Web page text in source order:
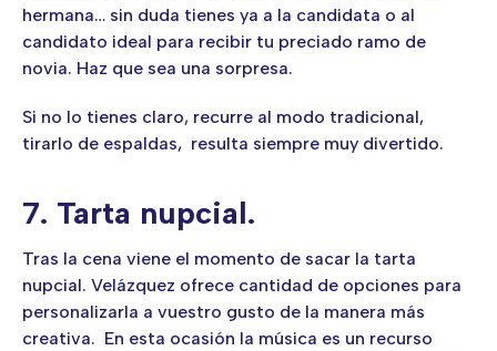
hermana… sin duda tienes ya a la candidata o al
candidato ideal para recibir tu preciado ramo de
novia. Haz que sea una sorpresa.
Si no lo tienes claro, recurre al modo tradicional,
tirarlo de espaldas, resulta siempre muy divertido.
7. Tarta nupcial.
Tras la cena viene el momento de sacar la tarta
nupcial. Velázquez ofrece cantidad de opciones para
personalizarla a vuestro gusto de la manera más
creativa. En esta ocasión la música es un recurso